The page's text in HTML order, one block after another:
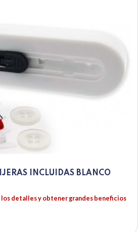
INCLUIDAS BLANCO
detalles y obtener grandes beneficios